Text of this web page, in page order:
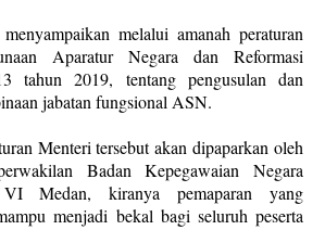
melalui amanah peraturan
Aparatur Negara dan Reformasi
tahun 2019, tentang pengusulan dan
jabatan fungsional ASN.
Menteri tersebut akan dipaparkan oleh
Badan Kepegawaian Negara
Medan, kiranya pemaparan yang
menjadi bekal bagi seluruh peserta